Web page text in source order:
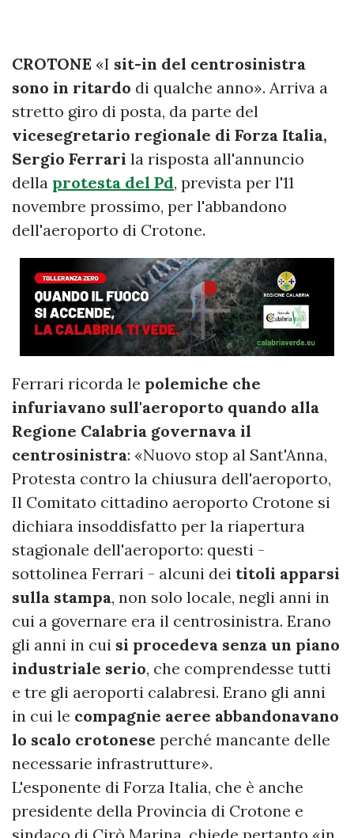
CROTONE «I sit-in del centrosinistra
sono in ritardo di qualche anno». Arriva a
stretto giro di posta, da parte del
vicesegretario regionale di Forza Italia,
Sergio Ferrari la risposta all'annuncio
della protesta del Pd, prevista per l'11
novembre prossimo, per l'abbandono
dell'aeroporto di Crotone.
Ferrari ricorda le polemiche che
infuriavano sull'aeroporto quando alla
Regione Calabria governava il
centrosinistra: «Nuovo stop al Sant'Anna,
Protesta contro la chiusura dell'aeroporto,
Il Comitato cittadino aeroporto Crotone si
dichiara insoddisfatto per la riapertura
stagionale dell'aeroporto: questi -
sottolinea Ferrari - alcuni dei titoli apparsi
sulla stampa, non solo locale, negli anni in
cui a governare era il centrosinistra. Erano
gli anni in cui si procedeva senza un piano
industriale serio, che comprendesse tutti
e tre gli aeroporti calabresi. Erano gli anni
in cui le compagnie aeree abbandonavano
lo scalo crotonese perché mancante delle
necessarie infrastrutture».
L'esponente di Forza Italia, che è anche
presidente della Provincia di Crotone e